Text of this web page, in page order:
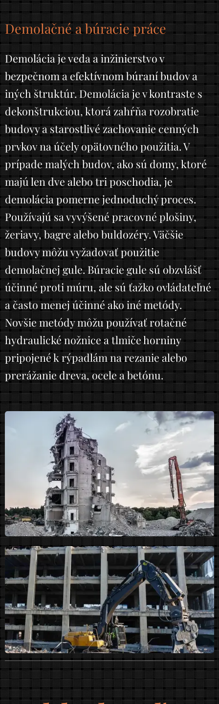
Demolačné a búracie práce
Demolácia je veda a inžinierstvo v
bezpečnom a efektívnom búraní budov a
iných štruktúr. Demolácia je v kontraste s
dekonštrukciou, ktorá zahŕňa rozobratie
budovy a starostlivé zachovanie cenných
prvkov na účely opätovného použitia. V
prípade malých budov, ako sú domy, ktoré
majú len dve alebo tri poschodia, je
demolácia pomerne jednoduchý proces.
Používajú sa vyvýšené pracovné plošiny,
žeriavy, bagre alebo buldozéry. Väčšie
budovy môžu vyžadovať použitie
demolačnej gule. Búracie gule sú obzvlášť
účinné proti múru, ale sú ťažko ovládateľné
a často menej účinné ako iné metódy.
Novšie metódy môžu používať rotačné
hydraulické nožnice a tlmiče horniny
pripojené k rýpadlám na rezanie alebo
prerážanie dreva, ocele a betónu.